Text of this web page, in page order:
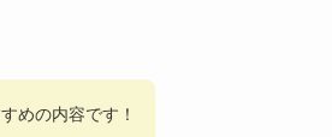
めの内容です！